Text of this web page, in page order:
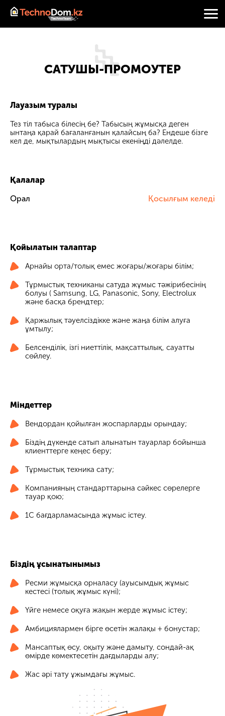
САТУШЫ-ПРОМОУТЕР
Лауазым туралы
Тез тіл табыса білесің бе? Табысың жұмысқа деген
ынтаңа қарай бағаланғанын қалайсың ба? Ендеше бізге
кел де, мықтылардың мықтысы екеніңді дәлелде.
Қалалар
Орал
Қосылғым келеді
Қойылатын талаптар
Арнайы орта/толық емес жоғары/жоғары білім;
Тұрмыстық техниканы сатуда жұмыс тәжірибесінің
болуы ( Samsung, LG, Panasonic, Sony, Electrolux
және басқа брендтер;
Қаржылық тәуелсіздікке және жаңа білім алуға
ұмтылу;
Белсенділік, ізгі ниеттілік, мақсаттылық, сауатты
сөйлеу.
Міндеттер
Вендордан қойылған жоспарларды орындау;
Біздің дүкенде сатып алынатын тауарлар бойынша
клиенттерге кеңес беру;
Тұрмыстық техника сату;
Компанияның стандарттарына сәйкес сөрелерге
тауар қою;
1С бағдарламасында жұмыс істеу.
Біздің ұсынатынымыз
Ресми жұмысқа орналасу (ауысымдық жұмыс
кестесі (толық жұмыс күні);
Үйге немесе оқуға жақын жерде жұмыс істеу;
Амбициялармен бірге өсетін жалақы + бонустар;
Мансаптық өсу, оқыту және дамыту, сондай-ақ
өмірде көмектесетін дағдыларды алу;
Жас әрі тату ұжымдағы жұмыс.